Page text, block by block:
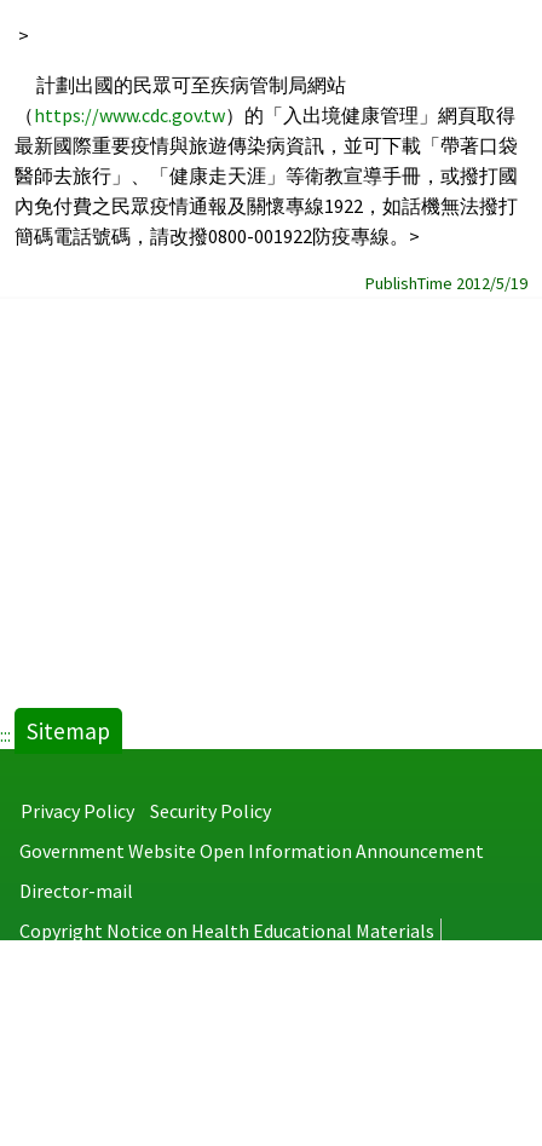
>
計劃出國的民眾可至疾病管制局網站
（https://www.cdc.gov.tw）的「入出境健康管理」網頁取得
最新國際重要疫情與旅遊傳染病資訊，並可下載「帶著口袋
醫師去旅行」、「健康走天涯」等衛教宣導手冊，或撥打國
內免付費之民眾疫情通報及關懷專線1922，如話機無法撥打
簡碼電話號碼，請改撥0800-001922防疫專線。>
PublishTime 2012/5/19
::: Sitemap
Privacy Policy
Security Policy
Government Website Open Information Announcement
Director-mail
Copyright Notice on Health Educational Materials